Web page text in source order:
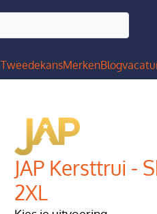
TweedekansMerkenBlog
JAP Kersttrui -
2XL